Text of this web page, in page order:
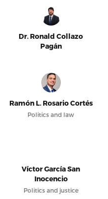
Dr. Ronald Collazo
Pagán
Ramón L. Rosario Cortés
Politics and law
Víctor García San
Inocencio
Politics and justice